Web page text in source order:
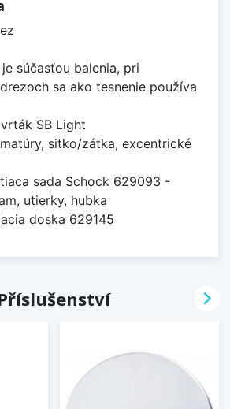
súčasťou balenia, pri
sa ako tesnenie používa
SB Light
sitko/zátka, excentrické
sada Schock 629093 -
utierky, hubka
doska 629145
